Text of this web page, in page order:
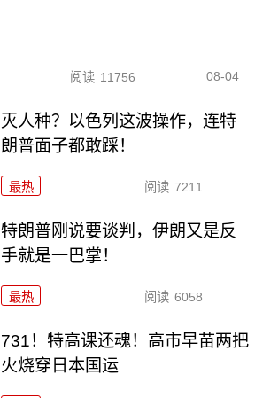
阅读 11756 08-04
灭人种？以色列这波操作，连特
朗普面子都敢踩！
最热 阅读 7211
特朗普刚说要谈判，伊朗又是反
手就是一巴掌！
最热 阅读 6058
731！特高课还魂！高市早苗两把
火烧穿日本国运